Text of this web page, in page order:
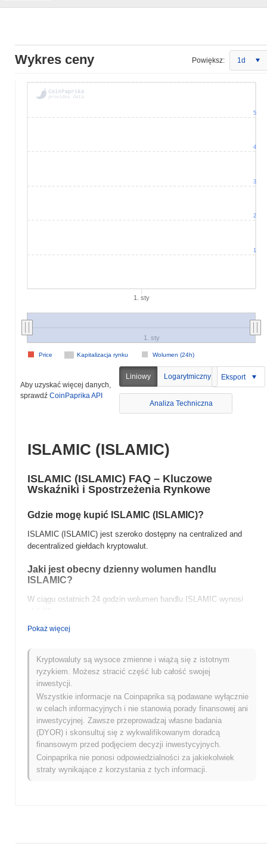
Wykres ceny Powiększ: 1d
1. sty
Kapitalizacja rynku Wolumen (24h)
Price
1. sty
1
2
3
4
5
Aby uzyskać więcej danych,
sprawdź CoinPaprika API
Liniowy Logarytmiczny Eksport
Analiza Techniczna
ISLAMIC (ISLAMIC)
ISLAMIC (ISLAMIC) FAQ – Kluczowe
Wskaźniki i Spostrzeżenia Rynkowe
Gdzie mogę kupić ISLAMIC (ISLAMIC)?
ISLAMIC (ISLAMIC) jest szeroko dostępny na centralized and
decentralized giełdach kryptowalut.
Jaki jest obecny dzienny wolumen handlu
ISLAMIC?
W ciągu ostatnich 24 godzin wolumen handlu ISLAMIC wynosi
Jaka jest historia zakresu cen ISLAMIC?
Najwyższy Poziom Historyczny (ATH):
Najniższy Poziom Historyczny (ATL):
zł 0.00
ISLAMIC jest obecnie notowany
Jak ISLAMIC radzi sobie w porównaniu z szerszym
rynkiem kryptowalut?
W ciągu ostatnich 7 dni ISLAMIC zyskał0.00%, osiągając gorsze
wyniki niż ogólny rynek kryptowalut który odnotował wzrost o
0.84%. Wskazuje to na tymczasowe opóźnienie w akcji cenowej
ISLAMIC w stosunku do szerszego impulsu rynkowego.
Pokaż więcej
Kryptowaluty są wysoce zmienne i wiążą się z istotnym
ryzykiem. Możesz stracić część lub całość swojej
inwestycji.
Wszystkie informacje na Coinpaprika są podawane wyłącznie
w celach informacyjnych i nie stanowią porady finansowej ani
inwestycyjnej. Zawsze przeprowadzaj własne badania
(DYOR) i skonsultuj się z wykwalifikowanym doradcą
finansowym przed podjęciem decyzji inwestycyjnych.
Coinpaprika nie ponosi odpowiedzialności za jakiekolwiek
straty wynikające z korzystania z tych informacji.